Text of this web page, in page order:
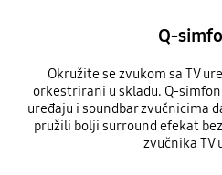
Q-
Okružite se zvukom sa TV
orkestrirani u skladu. Q-
uređaju i soundbar zvučnicima
pružili bolji surround efekat
zvučnika TV